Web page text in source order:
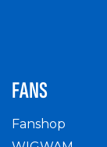
FANS
Fanshop